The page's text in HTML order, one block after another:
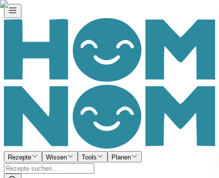
Rezepte Wissen Tools Planen